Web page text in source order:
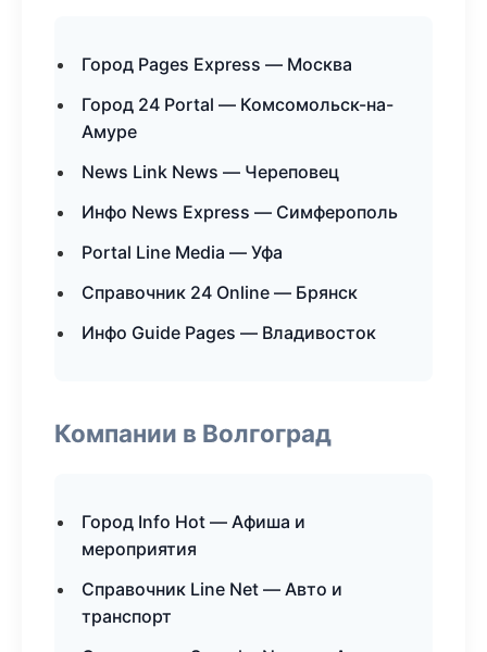
Город Pages Express — Москва
Город 24 Portal — Комсомольск-на-
Амуре
News Link News — Череповец
Инфо News Express — Симферополь
Portal Line Media — Уфа
Справочник 24 Online — Брянск
Инфо Guide Pages — Владивосток
Компании в Волгоград
Город Info Hot — Афиша и
мероприятия
Справочник Line Net — Авто и
транспорт